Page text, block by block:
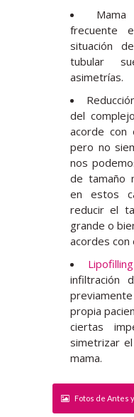
frecuente
situación
tubular
asimetrías.
del
acorde con
pero no
nos
de tamaño
en estos
reducir el
grande o
acordes con
Lipofilling
infiltración
propia
ciertas
simetrizar
mama.
Fotos de Antes